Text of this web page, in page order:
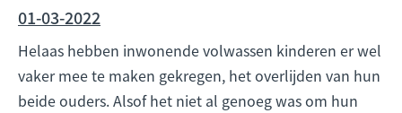
01-03-2022
Helaas hebben inwonende volwassen kinderen er wel
vaker mee te maken gekregen, het overlijden van hun
beide ouders. Alsof het niet al genoeg was om hun